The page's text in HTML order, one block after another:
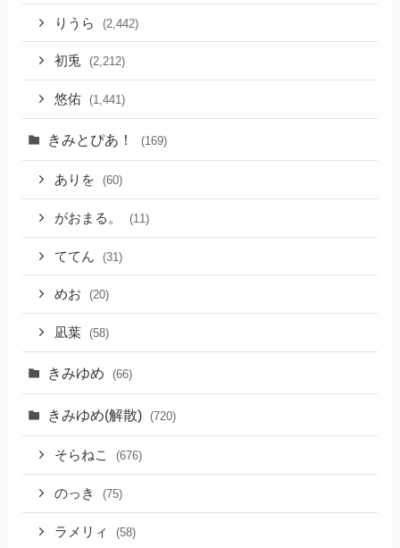
りうら (2,442)
初兎 (2,212)
悠佑 (1,441)
きみとぴあ！ (169)
ありを (60)
がおまる。 (11)
ててん (31)
めお (20)
凪葉 (58)
きみゆめ (66)
きみゆめ(解散) (720)
そらねこ (676)
のっき (75)
ラメリィ (58)